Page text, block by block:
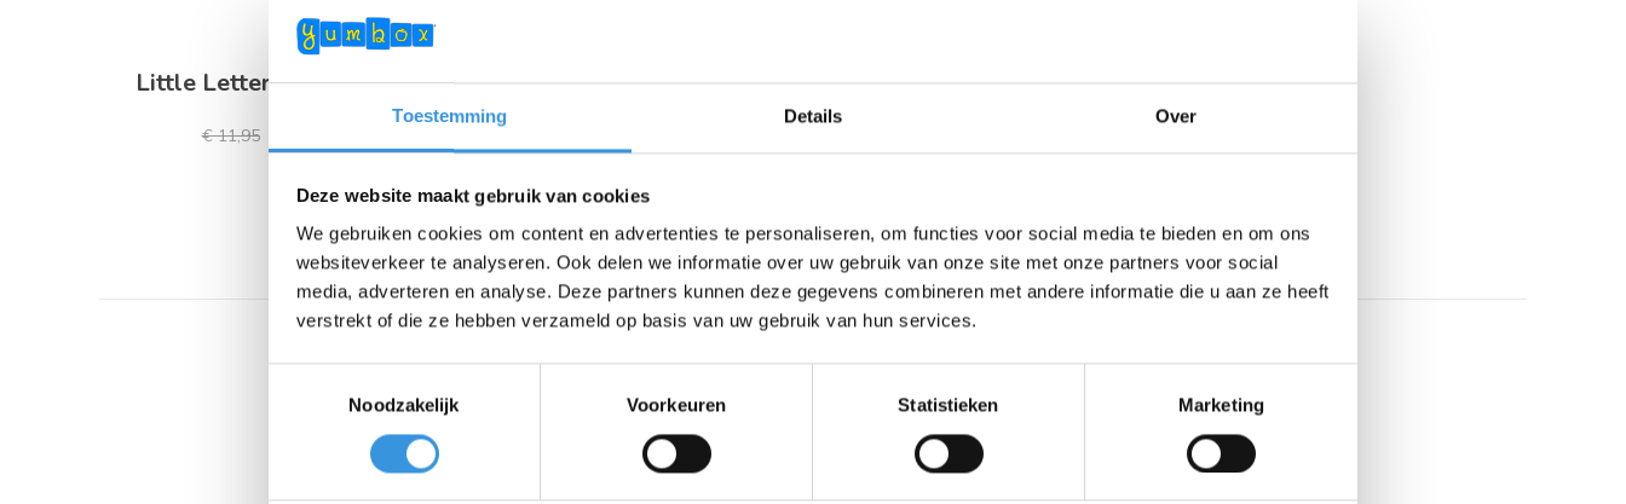
Toestemming Details Over
Deze website maakt gebruik van cookies
We gebruiken cookies om content en advertenties te personaliseren, om functies voor social media te bieden en om ons
websiteverkeer te analyseren. Ook delen we informatie over uw gebruik van onze site met onze partners voor social
media, adverteren en analyse. Deze partners kunnen deze gegevens combineren met andere informatie die u aan ze heeft
verstrekt of die ze hebben verzameld op basis van uw gebruik van hun services.
Noodzakelijk
Voorkeuren Statistieken Marketing
Little Letters for Lunch
€ 11,95
Little Letters of Love Little Letters to say Hello